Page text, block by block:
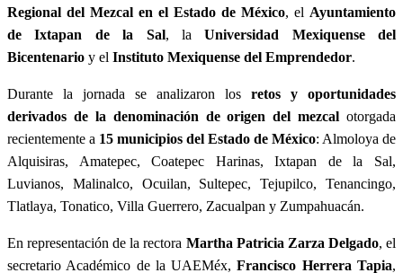
Regional del Mezcal en el Estado de México, el Ayuntamiento
de Ixtapan de la Sal, laUniversidad Mexiquense del
Bicentenario y el Instituto Mexiquense del Emprendedor.
Durante la jornada se analizaron los retos y oportunidades
derivados de la denominación de origen del mezcal otorgada
recientemente a 15 municipios del Estado de México: Almoloya de
Alquisiras, Amatepec, Coatepec Harinas, Ixtapan de la Sal,
Luvianos, Malinalco, Ocuilan, Sultepec, Tejupilco, Tenancingo,
Tlatlaya, Tonatico, Villa Guerrero, Zacualpan y Zumpahuacán.
En representación de la rectora Martha Patricia Zarza Delgado, el
secretario Académico de la UAEMéx,Francisco Herrera Tapia,